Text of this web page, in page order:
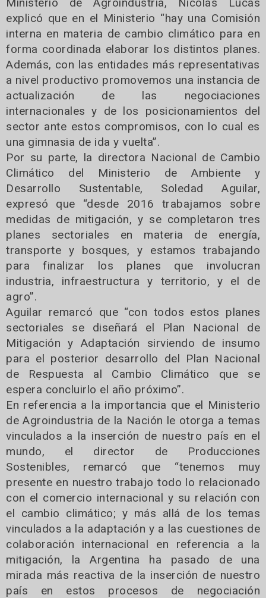
explicó que en el Ministerio “hay una Comisión
interna en materia de cambio climático para en
forma coordinada elaborar los distintos planes.
Además, con las entidades más representativas
a nivel productivo promovemos una instancia de
actualización de las negociaciones
internacionales y de los posicionamientos del
sector ante estos compromisos, con lo cual es
una gimnasia de ida y vuelta”.
Por su parte, la directora Nacional de Cambio
Climático del Ministerio de Ambiente y
Desarrollo Sustentable, Soledad Aguilar,
expresó que “desde 2016 trabajamos sobre
medidas de mitigación, y se completaron tres
planes sectoriales en materia de energía,
transporte y bosques, y estamos trabajando
para finalizar los planes que involucran
industria, infraestructura y territorio, y el de
agro”.
Aguilar remarcó que “con todos estos planes
sectoriales se diseñará el Plan Nacional de
Mitigación y Adaptación sirviendo de insumo
para el posterior desarrollo del Plan Nacional
de Respuesta al Cambio Climático que se
espera concluirlo el año próximo”.
En referencia a la importancia que el Ministerio
de Agroindustria de la Nación le otorga a temas
vinculados a la inserción de nuestro país en el
mundo, el director de Producciones
Sostenibles, remarcó que “tenemos muy
presente en nuestro trabajo todo lo relacionado
con el comercio internacional y su relación con
el cambio climático; y más allá de los temas
vinculados a la adaptación y a las cuestiones de
colaboración internacional en referencia a la
mitigación, la Argentina ha pasado de una
mirada más reactiva de la inserción de nuestro
país en estos procesos de negociación